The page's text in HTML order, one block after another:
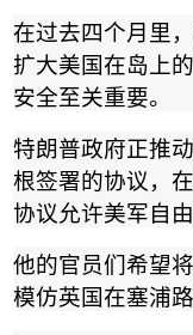
在过去四个月里
扩大美国在岛上
安全至关重要。
特朗普政府正推
根签署的协议，
协议允许美军自
他的官员们希望
模仿英国在塞浦